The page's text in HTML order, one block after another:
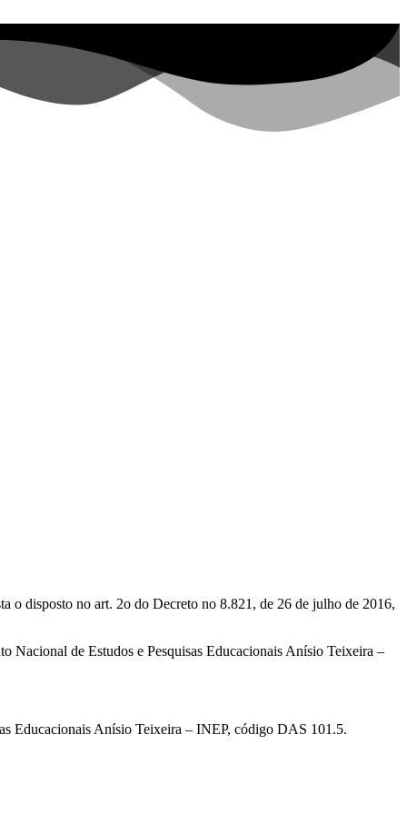
no art. 2o do Decreto no 8.821, de 26 de julho de 2016,
de Estudos e Pesquisas Educacionais Anísio Teixeira –
Educacionais Anísio Teixeira – INEP, código DAS 101.5.